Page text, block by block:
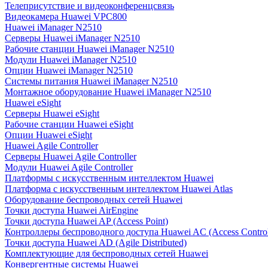
Телеприсутствие и видеоконференцсвязь
Видеокамера Huawei VPC800
Huawei iManager N2510
Серверы Huawei iManager N2510
Рабочие станции Huawei iManager N2510
Модули Huawei iManager N2510
Опции Huawei iManager N2510
Системы питания Huawei iManager N2510
Монтажное оборудование Huawei iManager N2510
Huawei eSight
Серверы Huawei eSight
Рабочие станции Huawei eSight
Опции Huawei eSight
Huawei Agile Controller
Серверы Huawei Agile Controller
Модули Huawei Agile Controller
Платформы с искусственным интеллектом Huawei
Платформа с искусственным интеллектом Huawei Atlas
Оборудование беспроводных сетей Huawei
Точки доступа Huawei AirEngine
Точки доступа Huawei AP (Access Point)
Контроллеры беспроводного доступа Huawei AC (Access
Точки доступа Huawei AD (Agile Distributed)
Комплектующие для беспроводных сетей Huawei
Конвергентные системы Huawei